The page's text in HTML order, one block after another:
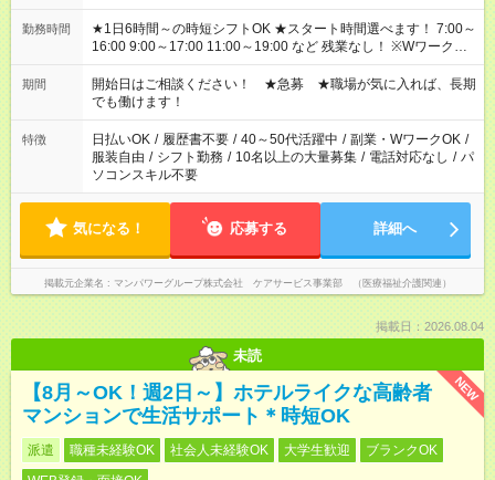
勤務時間
★1日6時間～の時短シフトOK ★スタート時間選べます！ 7:00～
16:00 9:00～17:00 11:00～19:00 など 残業なし！ ※Wワークの
場合、他のお仕事と合わせ週40時間超の就業はご案内できませ
ん ※法令に基づき、週20時間以上勤務は社会保険への加入対象
となります ※労働者派遣法（日雇い派遣の原則禁止）により、
短時間・短期間の就業はご案内が難しい場合があります
期間
開始日はご相談ください！ ★急募 ★職場が気に入れば、長期
でも働けます！
特徴 日払いOK / 履歴書不要 / 40～50代活躍中 / 副業・WワークOK /
服装自由 / シフト勤務 / 10名以上の大量募集 / 電話対応なし / パ
ソコンスキル不要
気になる！ 応募する 詳細へ
掲載元企業名 マンパワーグループ株式会社 ケアサービス事業部 （医療福祉介護関連）
掲載日：2026.08.04
未読
NEW
【8月～OK！週2日～】ホテルライクな高齢者
マンションで生活サポート＊時短OK
派遣 職種未経験OK 社会人未経験OK 大学生歓迎
ブランクOK